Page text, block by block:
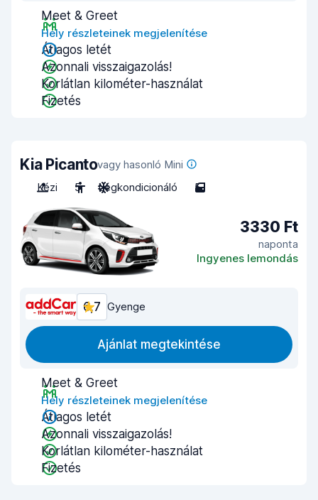
Meet & Greet
Hely részleteinek megjelenítése
Átlagos letét
Azonnali visszaigazolás!
Korlátlan kilométer-használat
Fizetés
Kia Picantovagy hasonló Mini
Kézi
5 Légkondicionáló 5
3330 Ft
naponta
Ingyenes lemondás
6,7 Gyenge
Ajánlat megtekintése
Meet & Greet
Hely részleteinek megjelenítése
Átlagos letét
Azonnali visszaigazolás!
Korlátlan kilométer-használat
Fizetés